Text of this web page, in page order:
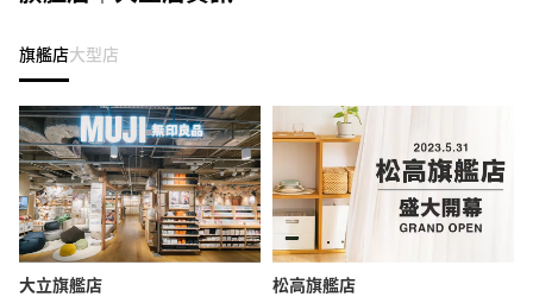
旗艦店大型店
大立旗艦店 松高旗艦店